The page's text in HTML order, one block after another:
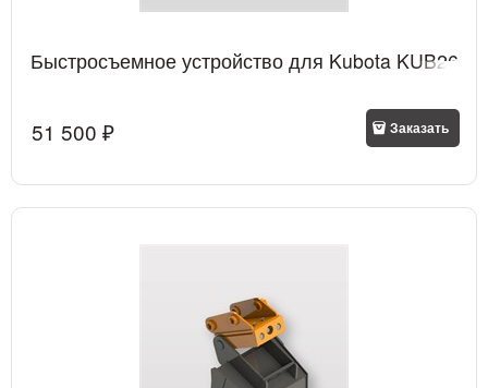
Быстросъемное устройство для Kubota KUB26
51 500 ₽ Заказать